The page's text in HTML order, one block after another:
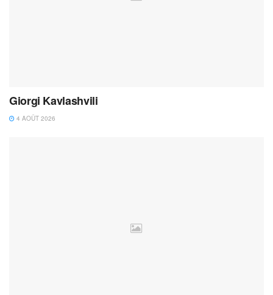
Giorgi Kavlashvili
4 AOÛT 2026